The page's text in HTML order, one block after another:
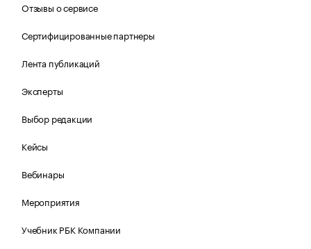
Отзывы о сервисе
Сертифицированные партнеры
Лента публикаций
Эксперты
Выбор редакции
Кейсы
Вебинары
Мероприятия
Учебник РБК Компании